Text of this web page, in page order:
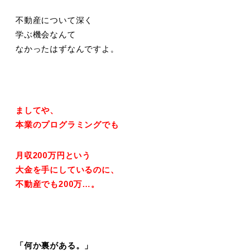
不動産について深く
学ぶ機会なんて
なかったはずなんですよ。
ましてや、
本業のプログラミングでも
月収200万円という
大金を手にしているのに、
不動産でも200万…。
「何か裏がある。」